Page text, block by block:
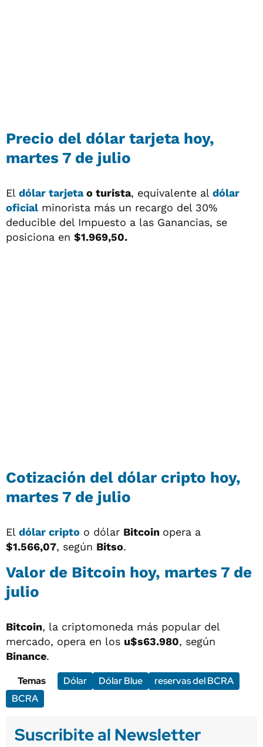
Precio del dólar tarjeta hoy,
martes 7 de julio
El dólar tarjetao turista, equivalente al dólar
oficial minorista más un recargo del 30%
deducible del Impuesto a las Ganancias, se
posiciona en $1.969,50.
Cotización del dólar cripto hoy,
martes 7 de julio
El dólar cripto o dólar Bitcoin opera a
$1.566,07, según Bitso.
Valor de Bitcoin hoy, martes 7 de
julio
Bitcoin, la criptomoneda más popular del
mercado, opera en los u$s63.980, según
Binance.
Temas
Dólar Dólar Blue
reservas del BCRA
BCRA
Suscribite al Newsletter